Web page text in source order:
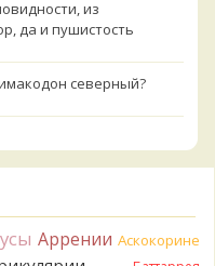
из
да и пушистость
северный?
сейчас, вызывает
Аррении Аскокорине